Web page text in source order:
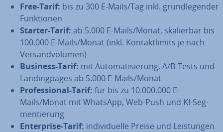
Free-Tarif: bis zu 300 E-Mails/Tag inkl. grund­le­gen­der
Funk­tio­nen
Starter-Tarif: ab 5.000 E-Mails/Monat, ska­lier­bar bis
100.000 E-Mails/Monat (inkl. Kon­takt­li­mits je nach
Ver­sand­vo­lu­men)
Business-Tarif: mit Au­to­ma­ti­sie­rung, A/B-Tests und
Landing­pa­ges ab 5.000 E-Mails/Monat
Pro­fes­sio­nal-Tarif: für bis zu 10.000.000 E-
Mails/Monat mit WhatsApp, Web-Push und KI-Seg­
men­tie­rung
En­ter­pri­se-Tarif: in­di­vi­du­el­le Preise und Leis­tun­gen